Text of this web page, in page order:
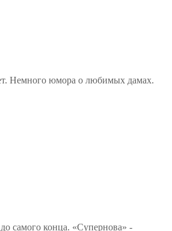
Немного юмора о любимых дамах.
самого конца. «Супернова» -